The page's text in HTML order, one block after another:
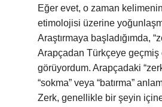
Eğer evet, o zaman
etimolojisi üzerine
Araştırmaya başladığımda,
Arapçadan Türkçeye geçmiş
görüyordum. Arapçadaki
“sokma” veya “batırma”
Zerk, genellikle bir şeyin içine